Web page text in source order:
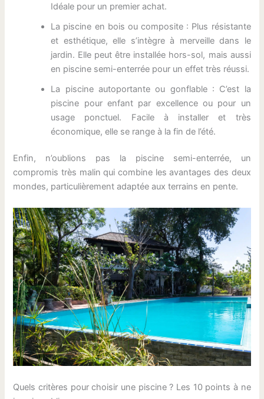
Idéale pour un premier achat.
La piscine en bois ou composite : Plus résistante
et esthétique, elle s’intègre à merveille dans le
jardin. Elle peut être installée hors-sol, mais aussi
en piscine semi-enterrée pour un effet très réussi.
La piscine autoportante ou gonflable : C’est la
piscine pour enfant par excellence ou pour un
usage ponctuel. Facile à installer et très
économique, elle se range à la fin de l’été.
Enfin, n’oublions pas la piscine semi-enterrée, un
compromis très malin qui combine les avantages des deux
mondes, particulièrement adaptée aux terrains en pente.
Quels critères pour choisir une piscine ? Les 10 points à ne